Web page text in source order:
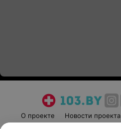
О проекте Новости проекта